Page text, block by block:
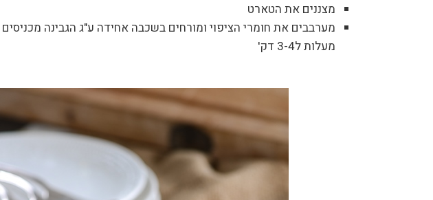
מצננים את הטארט
מעלות ל3-4 דק'